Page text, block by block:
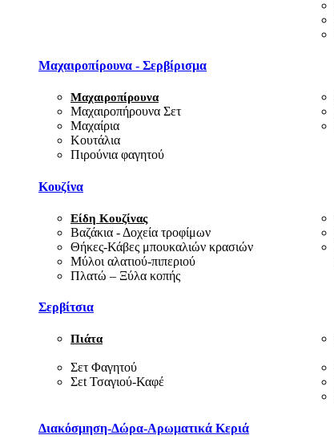
Μαχαιροπίρουνα - Σερβίρισμα
Μαχαιροπίρουνα
Μαχαιροπήρουνα Σετ
Μαχαίρια
Κουτάλια
Πιρούνια φαγητού
Κουζίνα
Είδη Κουζίνας
Βαζάκια - Δοχεία τροφίμων
Θήκες-Κάβες μπουκαλιών κρασιών
Μύλοι αλατιού-πιπεριού
Πλατώ – Ξύλα κοπής
Σερβίτσια
Πιάτα
Σετ Φαγητού
Σεt Τσαγιού-Καφέ
Διακόσμηση-Δώρα-Αρωματικά Κεριά